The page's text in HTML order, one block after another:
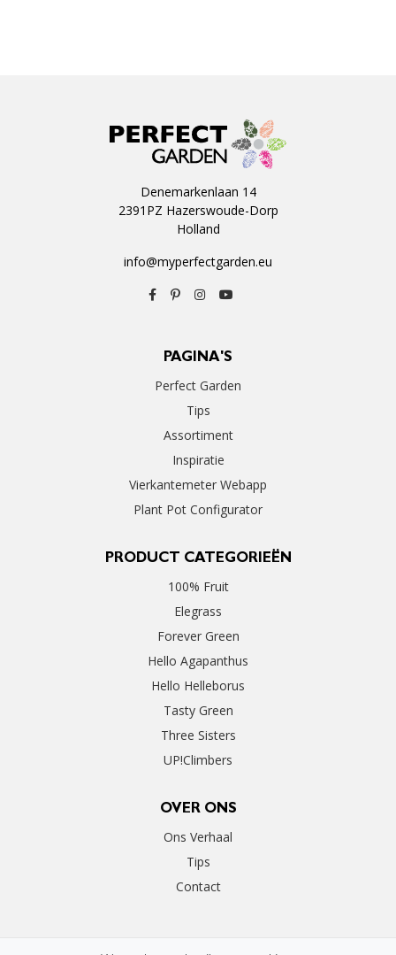
Denemarkenlaan 14
2391PZ Hazerswoude-Dorp
Holland
info@myperfectgarden.eu
PAGINA'S
Perfect Garden
Tips
Assortiment
Inspiratie
Vierkantemeter Webapp
Plant Pot Configurator
PRODUCT CATEGORIEËN
100% Fruit
Elegrass
Forever Green
Hello Agapanthus
Hello Helleborus
Tasty Green
Three Sisters
UP!Climbers
OVER ONS
Ons Verhaal
Tips
Contact